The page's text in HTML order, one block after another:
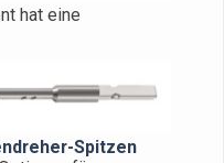
hat eine
Spitzen